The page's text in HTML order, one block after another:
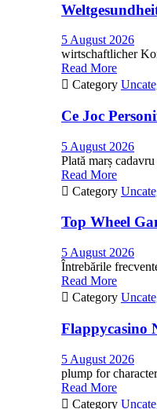
5 August 2026
wirtschaftlicher
Read More
 Category
Ce Joc
5 August 2026
Plată marș
Read More
 Category
Top Wheel
5 August 2026
Întrebările
Read More
 Category
Flappycasino
5 August 2026
plump for
Read More
 Category